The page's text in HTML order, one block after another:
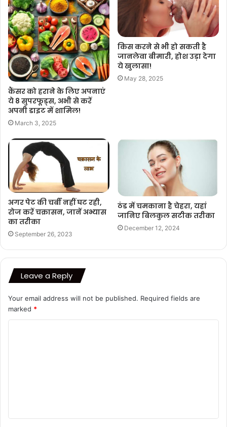
कैंसर को हराने के लिए अपनाएं
ये 8 सुपरफूड्स, अभी से करें
अपनी डाइट में शामिल!
March 3, 2025
किस करने से भी हो सकती है
जानलेवा बीमारी, होश उड़ा देगा
ये खुलासा!
May 28, 2025
अगर पेट की चर्बी नहीं घट रही,
रोज करें चक्रासन, जानें अभ्यास
का तरीका
September 26, 2023
ठंड में चमकाना है चेहरा, यहां
जानिए बिलकुल सटीक तरीका
December 12, 2024
Leave a Reply
Your email address will not be published. Required fields are
marked *
t